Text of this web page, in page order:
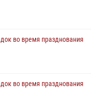
во время празднования
во время празднования